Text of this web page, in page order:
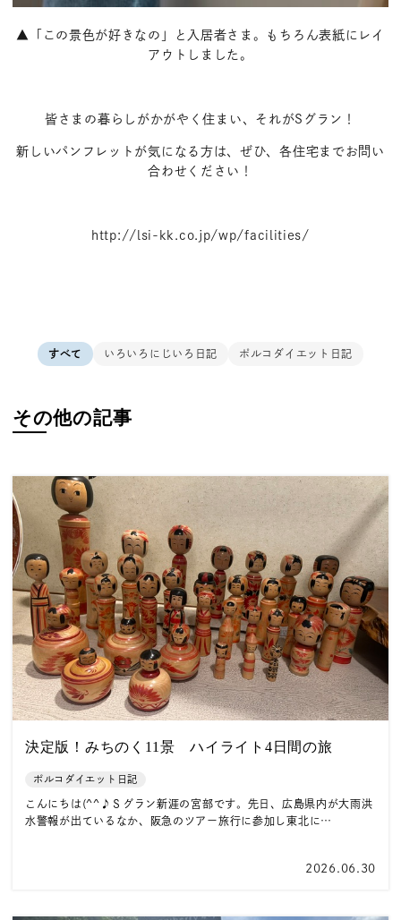
▲「この景色が好きなの」と入居者さま。もちろん表紙にレイ
アウトしました。
皆さまの暮らしがかがやく住まい、それがSグラン！
新しいパンフレットが気になる方は、ぜひ、各住宅までお問い
合わせください！
http://lsi-kk.co.jp/wp/facilities/
すべて いろいろにじいろ日記 ポルコダイエット日記
その他の記事
決定版！みちのく11景 ハイライト4日間の旅
ポルコダイエット日記
こんにちは(^^♪Ｓグラン新涯の宮部です。先日、広島県内が大雨洪
水警報が出ているなか、阪急のツアー旅行に参加し東北に…
2026.06.30